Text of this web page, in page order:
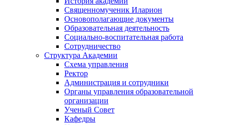
Священномученик Иларион
Основополагающие документы
Образовательная деятельность
Социально-воспитательная работа
Сотрудничество
Структура Академии
Схема управления
Ректор
Администрация и сотрудники
Органы управления образовательной
организации
Ученый Совет
Кафедры